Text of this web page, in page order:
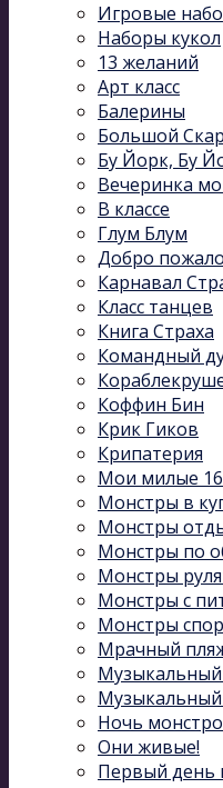
Игровые
Наборы кукол
13 желаний
Арт класс
Балерины
Большой
Бу Йорк, Бу
Вечеринка
В классе
Глум Блум
Добро
Карнавал
Класс танцев
Книга Страха
Командный
Коффин Бин
Крик Гиков
Крипатерия
Мои милые
Монстры в
Монстры
Монстры по
Монстры
Монстры с
Монстры
Мрачный
Музыкальный
Музыкальный
Ночь
Они живые!
Первый день